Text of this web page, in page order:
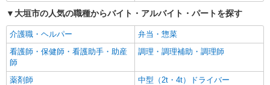
大垣市の人気の職種からバイト・アルバイト・パートを探す
介護職・ヘルパー
弁当・惣菜
看護師・保健師・看護助手・助産
師
調理・調理補助・調理師
薬剤師 中型（2t・4t）ドライバー